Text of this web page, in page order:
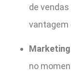
de
vantagem
Marketing
no